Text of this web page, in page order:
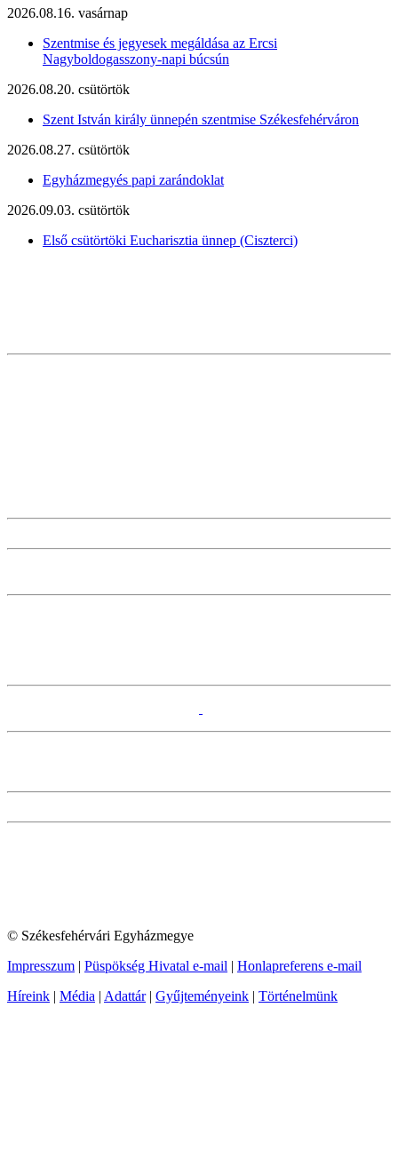
2026.08.16. vasárnap
Szentmise és jegyesek megáldása az Ercsi
Nagyboldogasszony-napi búcsún
2026.08.20. csütörtök
Szent István király ünnepén szentmise Székesfehérváron
2026.08.27. csütörtök
Egyházmegyés papi zarándoklat
2026.09.03. csütörtök
Első csütörtöki Eucharisztia ünnep (Ciszterci)
© Székesfehérvári Egyházmegye
Impresszum | Püspökség Hivatal e-mail | Honlapreferens e-mail
Híreink | Média | Adattár| Gyűjteményeink | Történelmünk